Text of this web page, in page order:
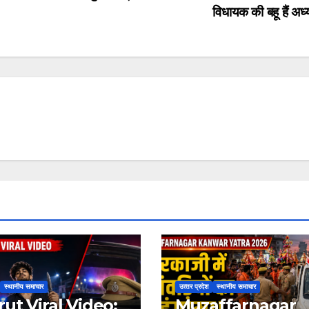
विधायक की बहू हैं
स्थानीय समाचार उत्‍तर प्रदेश स्थानीय समाचार